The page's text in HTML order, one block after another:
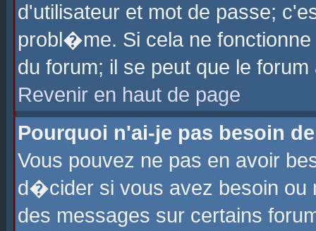
d'utilisateur et mot de passe;
probl�me. Si cela ne
du forum; il se peut que le
Revenir en haut de page
Pourquoi n'ai-je pas besoin
Vous pouvez ne pas en avoir
d�cider si vous avez besoin ou
des messages sur certains